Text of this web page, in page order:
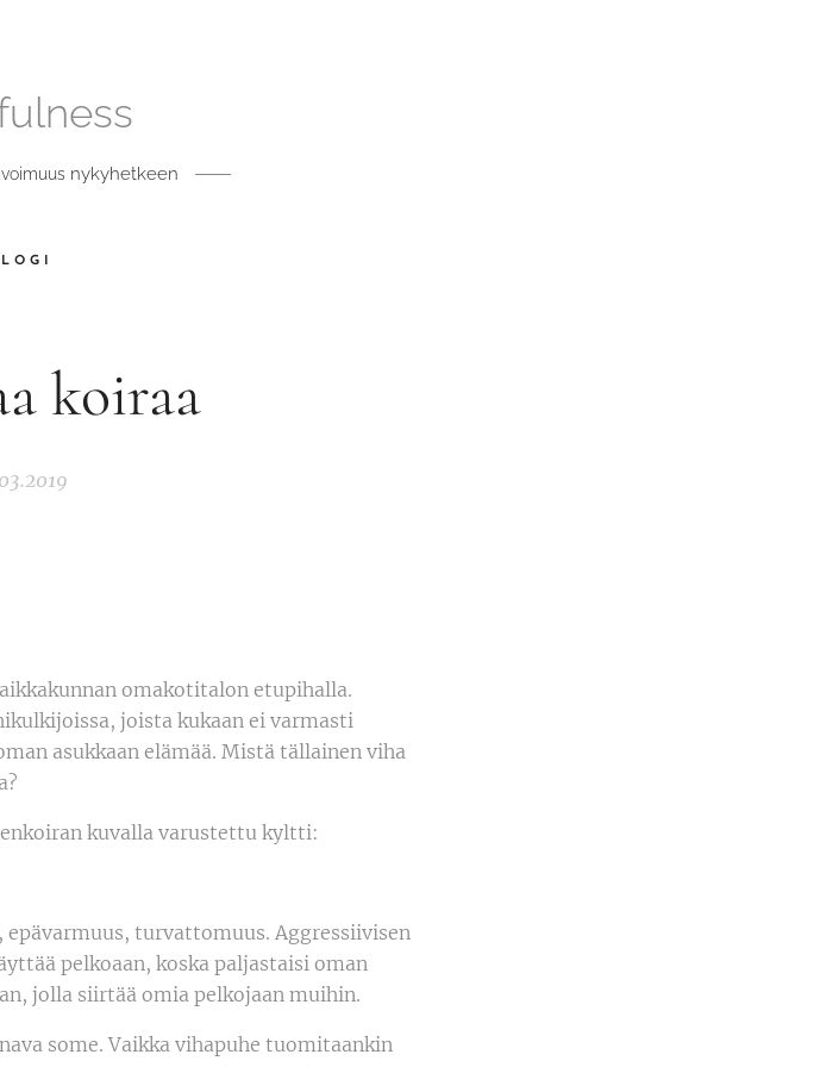
nykyhetkeen
koiraa
omakotitalon etupihalla.
joista kukaan ei varmasti
asukkaan elämää. Mistä tällainen viha
kuvalla varustettu kyltti:
turvattomuus. Aggressiivisen
pelkoaan, koska paljastaisi oman
jolla siirtää omia pelkojaan muihin.
some. Vaikka vihapuhe tuomitaankin